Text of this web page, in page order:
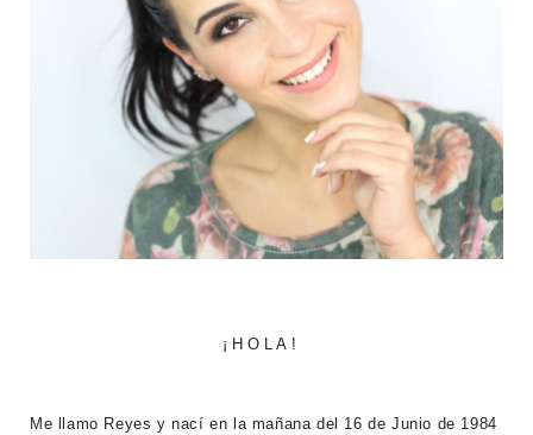
¡HOLA!
Me llamo Reyes y nací en la mañana del 16 de Junio de 1984